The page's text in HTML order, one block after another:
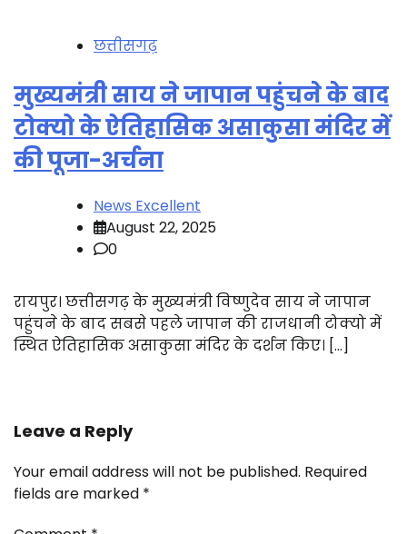
छत्तीसगढ़
मुख्यमंत्री साय ने जापान पहुंचने के बाद
टोक्यो के ऐतिहासिक असाकुसा मंदिर में
की पूजा-अर्चना
News Excellent
August 22, 2025
0
रायपुर। छत्तीसगढ़ के मुख्यमंत्री विष्णुदेव साय ने जापान
पहुंचने के बाद सबसे पहले जापान की राजधानी टोक्यो में
स्थित ऐतिहासिक असाकुसा मंदिर के दर्शन किए। […]
Leave a Reply
Your email address will not be published. Required
fields are marked *